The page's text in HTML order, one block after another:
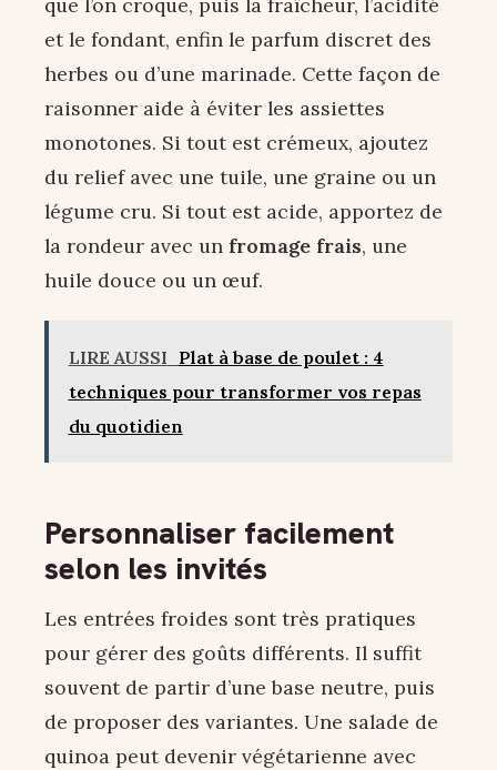
et le fondant, enfin le parfum discret des
herbes ou d’une marinade. Cette façon de
raisonner aide à éviter les assiettes
monotones. Si tout est crémeux, ajoutez
du relief avec une tuile, une graine ou un
légume cru. Si tout est acide, apportez de
la rondeur avec un fromage frais, une
huile douce ou un œuf.
LIRE AUSSI Plat à base de poulet : 4
techniques pour transformer vos repas
du quotidien
Personnaliser facilement
selon les invités
Les entrées froides sont très pratiques
pour gérer des goûts différents. Il suffit
souvent de partir d’une base neutre, puis
de proposer des variantes. Une salade de
quinoa peut devenir végétarienne avec